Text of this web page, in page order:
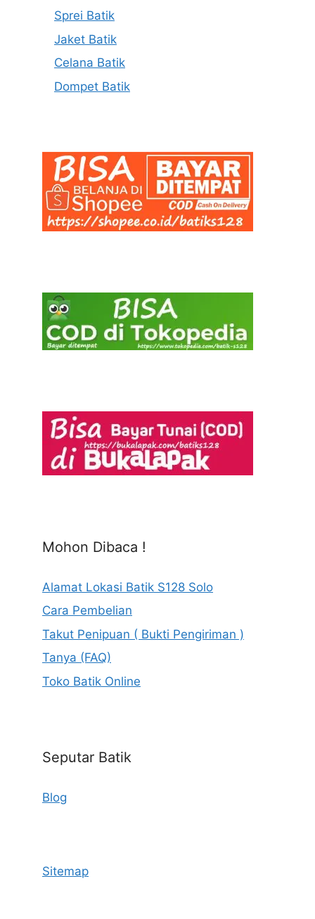
Sprei Batik
Jaket Batik
Celana Batik
Dompet Batik
Mohon Dibaca !
Alamat Lokasi Batik S128 Solo
Cara Pembelian
Takut Penipuan ( Bukti Pengiriman )
Tanya (FAQ)
Toko Batik Online
Seputar Batik
Blog
Sitemap